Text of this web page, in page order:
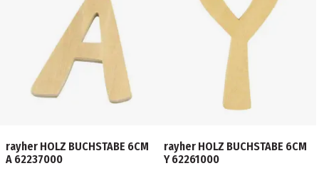
rayher HOLZ BUCHSTABE 6CM
A 62237000
rayher HOLZ BUCHSTABE 6CM
Y 62261000